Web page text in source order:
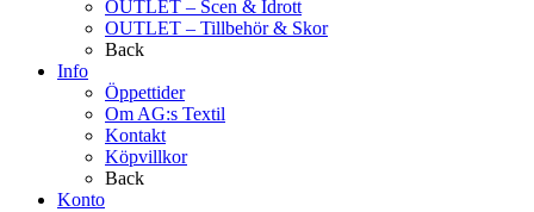
OUTLET – Scen & Idrott
OUTLET – Tillbehör & Skor
Back
Info
Öppettider
Om AG:s Textil
Kontakt
Köpvillkor
Back
Konto